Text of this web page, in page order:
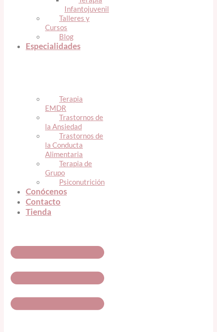
Infantojuvenil
Talleres y
Cursos
Blog
Especialidades
Terapia
EMDR
Trastornos de
la Ansiedad
Trastornos de
la Conducta
Alimentaria
Terapia de
Grupo
Psiconutrición
Conócenos
Contacto
Tienda